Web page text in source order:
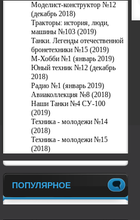
Моделист-конструктор №12
(декабрь 2018)
Тракторы: история, люди,
машины №103 (2019)
Танки. Легенды отечественной
бронетехники №15 (2019)
М-Хобби №1 (январь 2019)
Юный техник №12 (декабрь
2018)
Радио №1 (январь 2019)
Авиаколлекция №8 (2018)
Наши Танки №4 СУ-100
(2019)
Техника - молодежи №14
(2018)
Техника - молодежи №15
(2018)
ПОПУЛЯРНОЕ